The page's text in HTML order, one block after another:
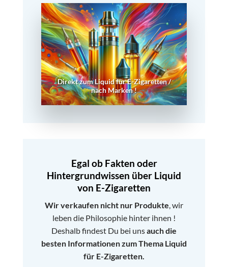
Direkt zum Liquid für E-Zigaretten /
nach Marken !
Egal ob Fakten oder
Hintergrundwissen über Liquid
von E-Zigaretten
Wir verkaufen nicht nur Produkte, wir
leben die Philosophie hinter ihnen !
Deshalb findest Du bei unsauch die
besten Informationen zum Thema Liquid
für E-Zigaretten.